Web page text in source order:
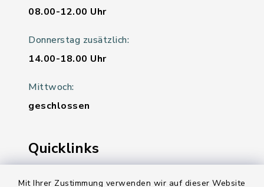
Mit Ihrer Zustimmung verwenden wir auf dieser Website
08.00-12.00 Uhr
Donnerstag zusätzlich:
14.00-18.00 Uhr
Mittwoch:
geschlossen
Quicklinks